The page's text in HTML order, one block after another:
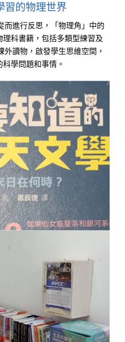
習的物理世界
而進行反思，「物理角」中的
科書籍，包括多類型練習及
讀物，啟發學生思維空間，
學問題和事情。